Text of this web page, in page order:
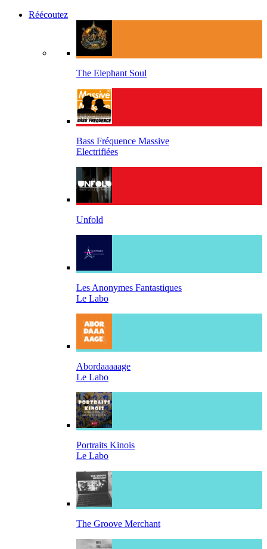
Réécoutez
The Elephant Soul
Bass Fréquence Massive
Electrifiées
Unfold
Les Anonymes Fantastiques
Le Labo
Abordaaaaage
Le Labo
Portraits Kinois
Le Labo
The Groove Merchant